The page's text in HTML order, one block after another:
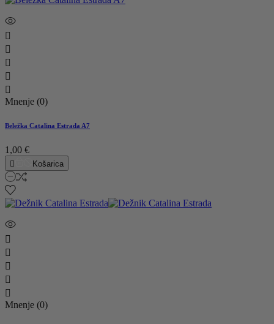





Mnenje (0)
Beležka Catalina Estrada A7
1,00 €
 Košarica





Mnenje (0)